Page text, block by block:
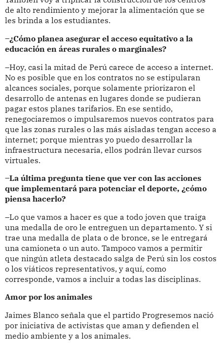
de alto rendimiento y mejorar la alimentación que se
les brinda a los estudiantes.
–¿Cómo planea asegurar el acceso equitativo a la
educación en áreas rurales o marginales?
–Hoy, casi la mitad de Perú carece de acceso a internet.
No es posible que en los contratos no se estipularan
alcances sociales, porque solamente priorizaron el
desarrollo de antenas en lugares donde se pudieran
pagar estos planes tarifarios. En ese sentido,
renegociaremos o impulsaremos nuevos contratos para
que las zonas rurales o las más aisladas tengan acceso a
internet; porque mientras yo puedo desarrollar la
infraestructura necesaria, ellos podrán llevar cursos
virtuales.
–La última pregunta tiene que ver con las acciones
que implementará para potenciar el deporte, ¿cómo
piensa hacerlo?
–Lo que vamos a hacer es que a todo joven que traiga
una medalla de oro le entreguen un departamento. Y si
trae una medalla de plata o de bronce, se le entregará
una camioneta o un auto. Tampoco vamos a permitir
que ningún atleta destacado salga de Perú sin los costos
o los viáticos representativos, y aquí, como
corresponde, vamos a incluir a todas las disciplinas.
Amor por los animales
Jaimes Blanco señala que el partido Progresemos nació
por iniciativa de activistas que aman y defienden el
medio ambiente y a los animales.